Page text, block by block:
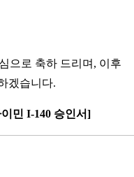
으로 축하 드리며, 이후
겠습니다.
민 I-140 승인서]